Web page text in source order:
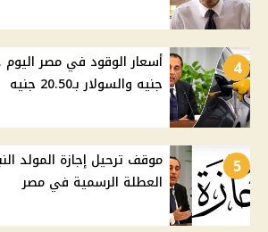
4
جنيه والسولار بـ20.50 جنيه
5
العطلة الرسمية في مصر